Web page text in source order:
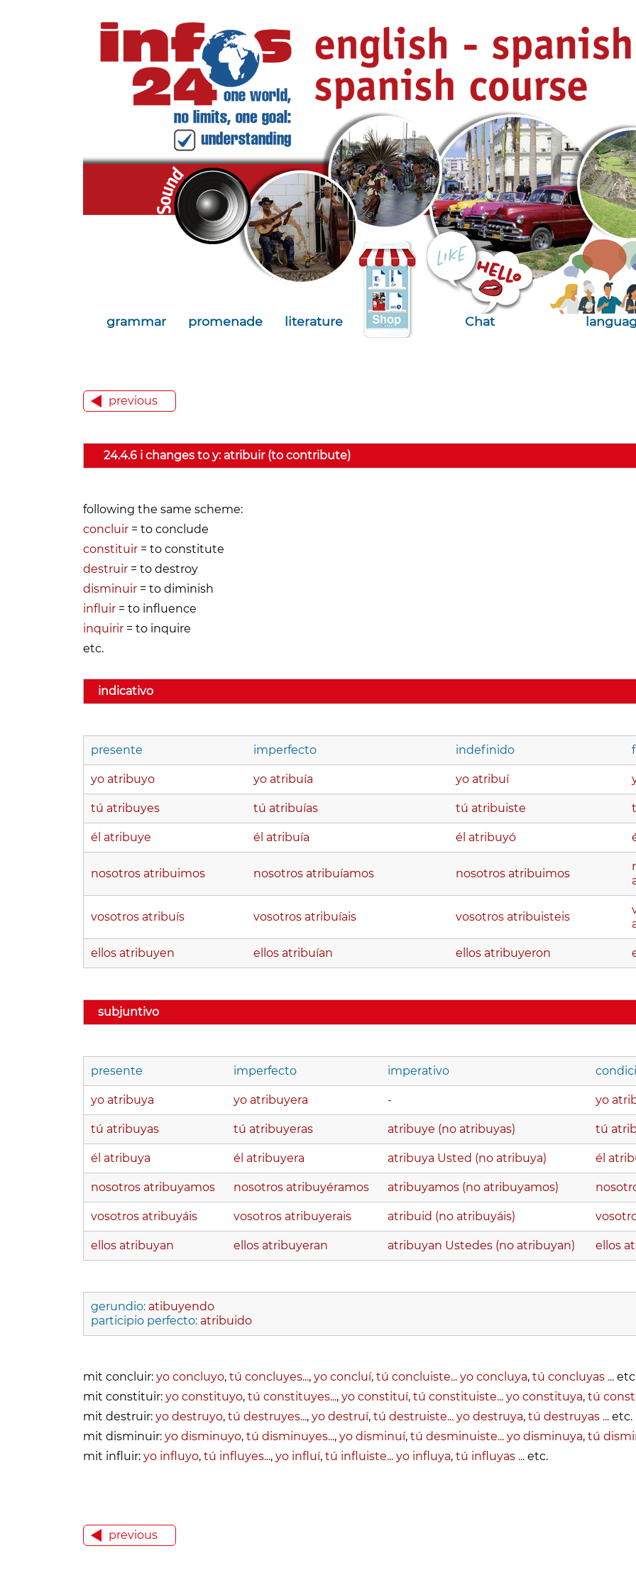
grammar promenade literature Chat
previous
24.4.6 i changes to y: atribuir (to contribute)
following the same scheme:
concluir = to conclude
constituir = to constitute
destruir = to destroy
disminuir = to diminish
influir = to influence
inquirir = to inquire
etc.
indicativo
presente imperfecto indefinido
yo atribuyo yo atribuía yo atribuí
tú atribuyes tú atribuías tú atribuiste
él atribuye él atribuía él atribuyó
nosotros atribuimos nosotros atribuíamos nosotros atribuimos
vosotros atribuís vosotros atribuíais vosotros atribuisteis
ellos atribuyen ellos atribuían ellos atribuyeron
subjuntivo
presente imperfecto imperativo
yo atribuya yo atribuyera - yo
tú atribuyas tú atribuyeras atribuye (no atribuyas) tú
él atribuya él atribuyera atribuya Usted (no atribuya) él
nosotros atribuyamos nosotros atribuyéramos atribuyamos (no atribuyamos)
vosotros atribuyáis vosotros atribuyerais atribuid (no atribuyáis)
ellos atribuyan ellos atribuyeran atribuyan Ustedes (no atribuyan) ellos
gerundio: atibuyendo
participio perfecto: atribuido
mit concluir: yo concluyo, tú concluyes..., yo concluí, tú concluiste... yo concluya, tú concluyas ...
mit constituir: yo constituyo, tú constituyes..., yo constituí, tú constituiste... yo constituya, tú
mit destruir: yo destruyo, tú destruyes..., yo destruí, tú destruiste... yo destruya, tú destruyas ... etc.
mit disminuir: yo disminuyo, tú disminuyes..., yo disminuí, tú desminuiste... yo disminuya, tú
mit influir: yo influyo, tú influyes..., yo influí, tú influiste... yo influya, tú influyas ... etc.
previous